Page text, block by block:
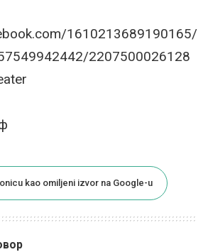
1610213689190165/
2207500026128
kao omiljeni izvor na Google-u